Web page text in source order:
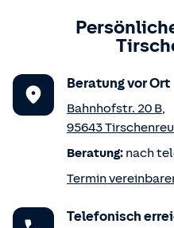
Beratung vor Ort
Bahnhofstr. 20 B,
95643
Beratung: nach
Termin
Telefonisch